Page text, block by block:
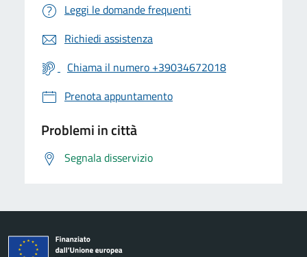
Leggi le domande frequenti
Richiedi assistenza
Chiama il numero +39034672018
Prenota appuntamento
Problemi in città
Segnala disservizio